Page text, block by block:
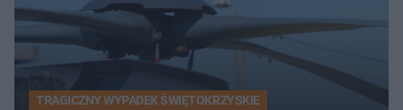
TRAGICZNY WYPADEK ŚWIĘTOKRZYSKIE